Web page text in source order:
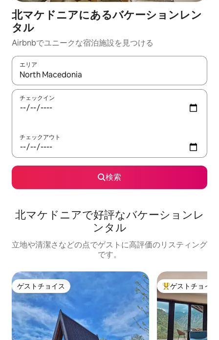
北マケドニアにあるバケーションレン
タル
Airbnbでユニークな宿泊施設を見つける
エリア
検索結果が表示されたら、上下の矢印キーを使って移動するか
チェックイン
チェックアウト
検索
北マケドニアで好評なバケーションレ
ンタル
立地や清潔さなどの点でゲストに高評価のリスティング
です。
ゲストチョイス
ゲストチョイス 大好評のゲスト
ゲストチョイス